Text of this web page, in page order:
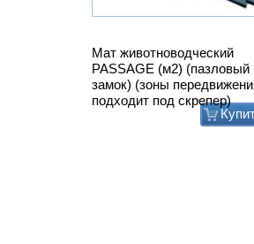
Мат животноводческий
PASSAGE (м2) (пазловый
замок) (зоны
подходит под скрепер)